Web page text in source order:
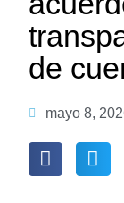
de
mayo 8,